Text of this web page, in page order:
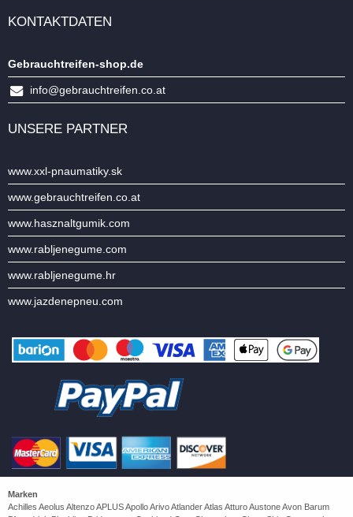
KONTAKTDATEN
Gebrauchtreifen-shop.de
info@gebrauchtreifen.co.at
UNSERE PARTNER
www.xxl-pnaumatiky.sk
www.gebrauchtreifen.co.at
www.hasznaltgumik.com
www.rabljenegume.com
www.rabljenegume.hr
www.jazdenepneu.com
Marken
Achilles Aeolus Altenzo APLUS Apollo Arivo Atlander Atlas Atturo Austone Avon Barum